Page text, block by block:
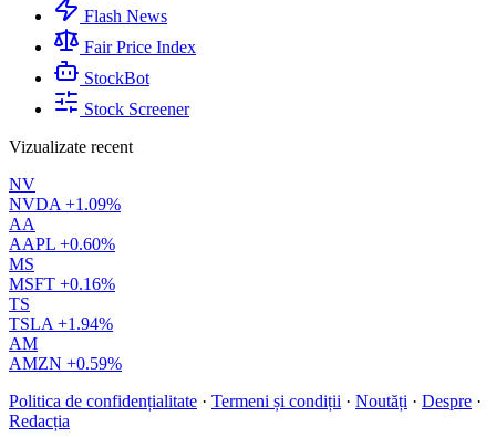
Flash News
Fair Price Index
StockBot
Stock Screener
Vizualizate recent
NV
NVDA +1.09%
AA
AAPL +0.60%
MS
MSFT +0.16%
TS
TSLA +1.94%
AM
AMZN +0.59%
Politica de confidențialitate · Termeni și condiții · Noutăți · Despre ·
Redacția